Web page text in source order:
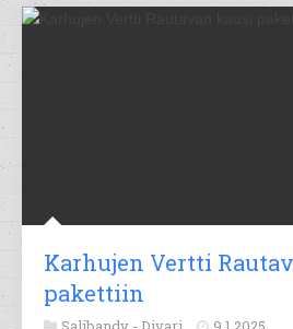
Karhujen Vertti
pakettiin